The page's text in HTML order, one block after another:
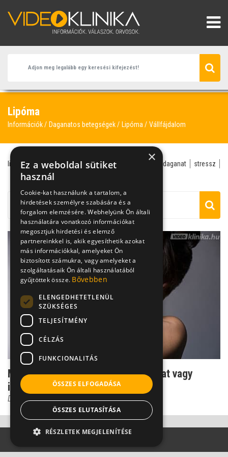
Lipóma
Információk Daganatos betegségek Lipóma Vállfájdalom
lipóma atheroma fibróma ganglion jóindulatú daganat
stressz
vállfájdalom
Mi okozza a hátfájásom: zsírdaganat vagy
izomcsomó?
Dr. Szabó-Kocsis Krisztina
×
Ez a weboldal sütiket
használ
Cookie-kat használunk a tartalom, a
hirdetések személyre szabására és a
forgalom elemzésére. Webhelyünk Ön általi
használatára vonatkozó információkat
megosztjuk hirdetési és elemző
partnereinkkel is, akik egyesíthetik azokat
más információkkal, amelyeket Ön
biztosított számukra, vagy amelyeket a
szolgáltatásaik Ön általi használatából
gyűjtöttek össze. Bővebben
ELENGEDHETETLENÜL
SZÜKSÉGES
TELJESÍTMÉNY
CÉLZÁS
FUNKCIONALITÁS
ÖSSZES ELFOGADÁSA
ÖSSZES ELUTASÍTÁSA
RÉSZLETEK MEGJELENÍTÉSE